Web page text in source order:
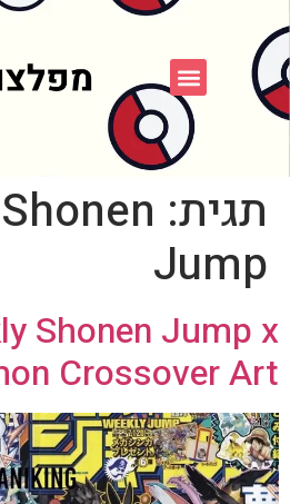
תגית:
Jump
Shonen Jump x
Crossover Art